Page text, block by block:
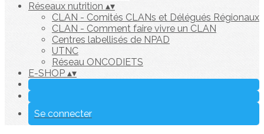
Réseaux nutrition ▴▾
CLAN - Comités CLANs et Délégués Régionaux
CLAN - Comment faire vivre un CLAN
Centres labellisés de NPAD
UTNC
Réseau ONCODIETS
E-SHOP ▴▾
Se connecter